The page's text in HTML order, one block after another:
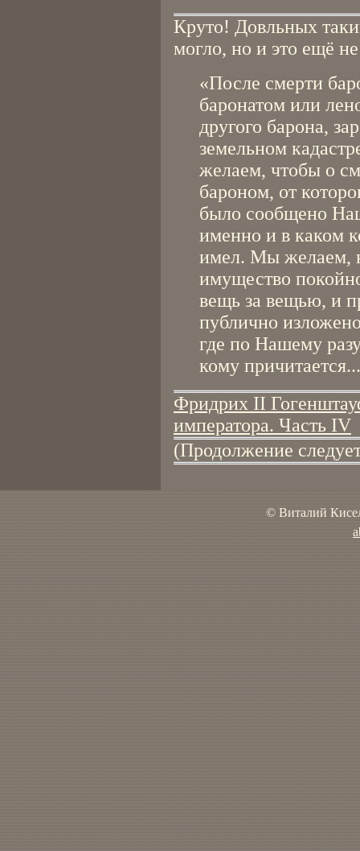
Круто! Довльных
могло, но и это ещё
«После смерти
баронатом или
другого барона,
земельном
желаем, чтобы о
бароном, от
было сообщено
именно и в каком
имел. Мы желаем,
имущество
вещь за вещью, и
публично
где по Нашему
кому
Фридрих II
императора. Часть IV
(Продолжение
© Виталий